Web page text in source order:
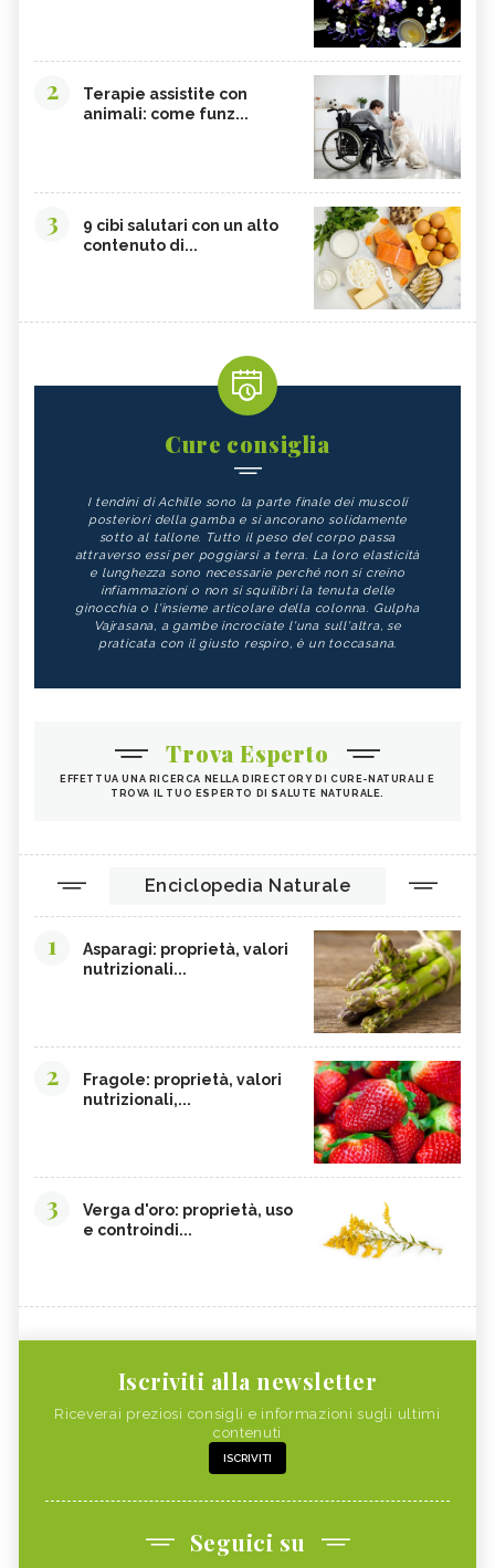
2
Terapie assistite con
animali: come funz...
3
9 cibi salutari con un alto
contenuto di...
Cure consiglia
I tendini di Achille sono la parte finale dei muscoli
posteriori della gamba e si ancorano solidamente
sotto al tallone. Tutto il peso del corpo passa
attraverso essi per poggiarsi a terra. La loro elasticità
e lunghezza sono necessarie perché non si creino
infiammazioni o non si squilibri la tenuta delle
ginocchia o l'insieme articolare della colonna. Gulpha
Vajrasana, a gambe incrociate l'una sull'altra, se
praticata con il giusto respiro, è un toccasana.
Trova Esperto
EFFETTUA UNA RICERCA NELLA DIRECTORY DI CURE-NATURALI E
TROVA IL TUO ESPERTO DI SALUTE NATURALE.
Enciclopedia Naturale
1
Asparagi: proprietà, valori
nutrizionali...
2
Fragole: proprietà, valori
nutrizionali,...
3
Verga d'oro: proprietà, uso
e controindi...
Iscriviti alla newsletter
Riceverai preziosi consigli e informazioni sugli ultimi
contenuti
ISCRIVITI
Seguici su